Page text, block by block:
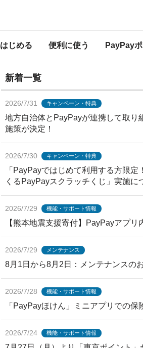
はじめる 便利に使う PayPay
PayPayからのお知
新着一覧
2026/7/31 キャンペーン・特典
地方自治体とPayPayが連携して取り
施策が決定！
2026/7/30 キャンペーン・特典
「PayPayではじめて利用する方限
くるPayPayスクラッチくじ」実施に
2026/7/29 機能・サポート情報
【熊本地震支援寄付】PayPayアプ
2026/7/29 メンテナンス
8月1日から8月2日：メンテナンスの
2026/7/28 機能・サポート情報
「PayPayほけん」ミニアプリでの
2026/7/24 機能・サポート情報